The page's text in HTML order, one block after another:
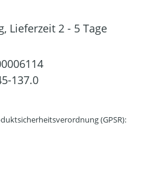
Lieferzeit 2 - 5 Tage
137.0
(GPSR):